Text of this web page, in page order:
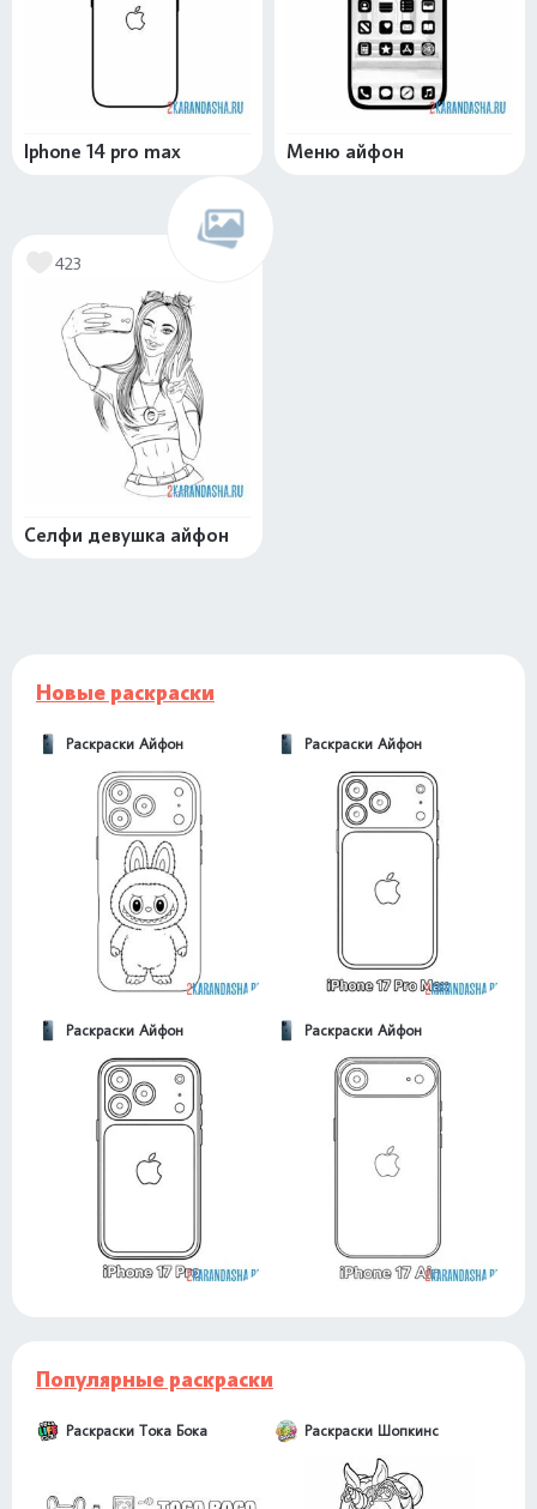
Iphone 14 pro max Меню айфон
423
Селфи девушка айфон
Новые раскраски
Раскраски Айфон Раскраски Айфон
Раскраски Айфон Раскраски Айфон
Популярные раскраски
Раскраски Тока Бока Раскраски Шопкинс